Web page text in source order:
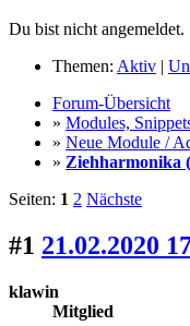
Du bist nicht angemeldet.
Themen: Aktiv |
Forum-Übersicht
» Modules,
» Neue Module /
»
Seiten: 1 2 Nächste
#1 21.02.2020
klawin
Mitglied